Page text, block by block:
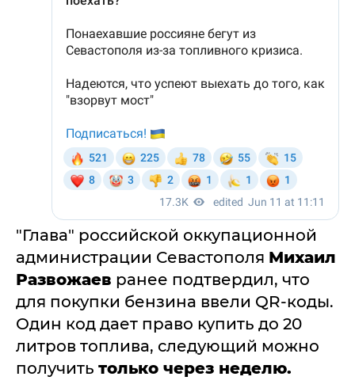
"Глава" российской оккупационной
администрации Севастополя Михаил
Развожаев ранее подтвердил, что
для покупки бензина ввели QR-коды.
Один код дает право купить до 20
литров топлива, следующий можно
получить только через неделю.